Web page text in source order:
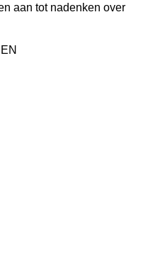
aan tot nadenken over